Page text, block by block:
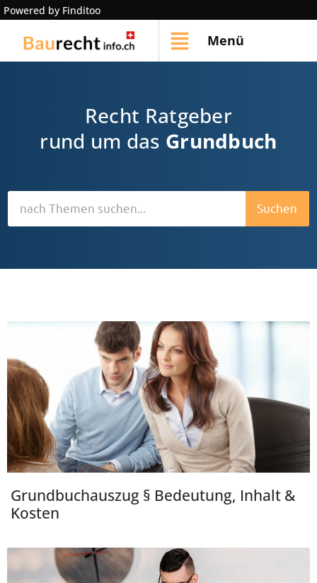
Powered by Finditoo
Menü
Recht Ratgeber
rund um das Grundbuch
Suchen
Grundbuchauszug § Bedeutung, Inhalt &
Kosten